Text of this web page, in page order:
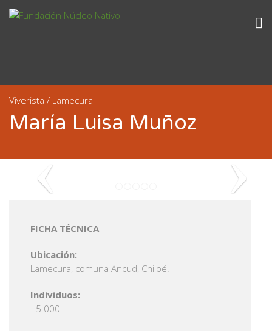
Viverista / Lamecura
María Luisa Muñoz
FICHA TÉCNICA
Ubicación:
Lamecura, comuna Ancud, Chiloé.
Individuos:
+5.000